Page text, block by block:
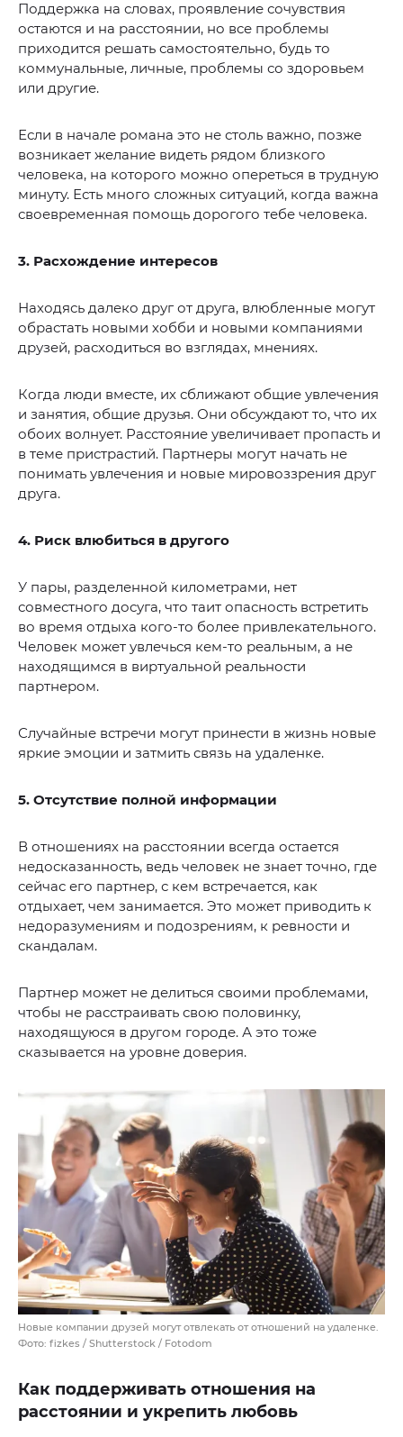
Поддержка на словах, проявление сочувствия
остаются и на расстоянии, но все проблемы
приходится решать самостоятельно, будь то
коммунальные, личные, проблемы со здоровьем
или другие.
Если в начале романа это не столь важно, позже
возникает желание видеть рядом близкого
человека, на которого можно опереться в трудную
минуту. Есть много сложных ситуаций, когда важна
своевременная помощь дорогого тебе человека.
3. Расхождение интересов
Находясь далеко друг от друга, влюбленные могут
обрастать новыми хобби и новыми компаниями
друзей, расходиться во взглядах, мнениях.
Когда люди вместе, их сближают общие увлечения
и занятия, общие друзья. Они обсуждают то, что их
обоих волнует. Расстояние увеличивает пропасть и
в теме пристрастий. Партнеры могут начать не
понимать увлечения и новые мировоззрения друг
друга.
4. Риск влюбиться в другого
У пары, разделенной километрами, нет
совместного досуга, что таит опасность встретить
во время отдыха кого-то более привлекательного.
Человек может увлечься кем-то реальным, а не
находящимся в виртуальной реальности
партнером.
Случайные встречи могут принести в жизнь новые
яркие эмоции и затмить связь на удаленке.
5. Отсутствие полной информации
В отношениях на расстоянии всегда остается
недосказанность, ведь человек не знает точно, где
сейчас его партнер, с кем встречается, как
отдыхает, чем занимается. Это может приводить к
недоразумениям и подозрениям, к ревности и
скандалам.
Партнер может не делиться своими проблемами,
чтобы не расстраивать свою половинку,
находящуюся в другом городе. А это тоже
сказывается на уровне доверия.
Новые компании друзей могут отвлекать от отношений на удаленке.
Фото: fizkes / Shutterstock / Fotodom
Как поддерживать отношения на
расстоянии и укрепить любовь